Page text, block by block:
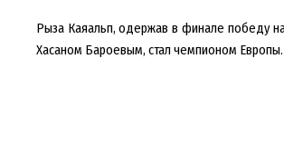
Рыза Каяальп, одержав в финале победу
Хасаном Бароевым, стал чемпионом Европы.